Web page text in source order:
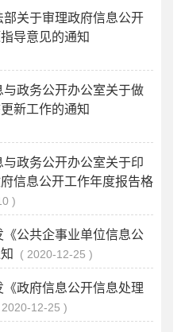
部关于审理政府信息公开
导意见的通知
与政务公开办公室关于做
新工作的通知
政务公开办公室关于印
信息公开工作年度报告格
《公共企事业单位信息公
2020-12-25
政府信息公开信息处理
2020-12-25